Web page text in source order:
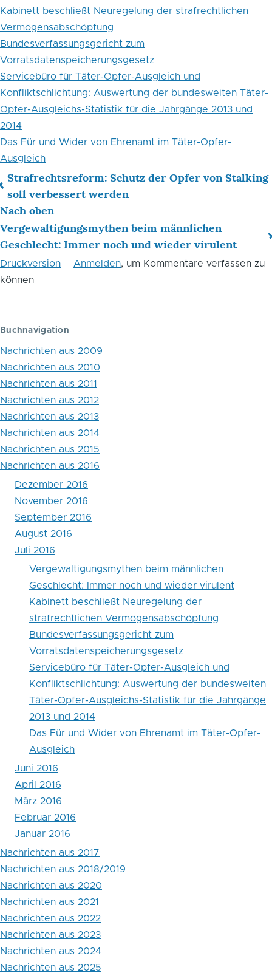
Kabinett beschließt Neuregelung der strafrechtlichen
Vermögensabschöpfung
Bundesverfassungsgericht zum
Vorratsdatenspeicherungsgesetz
Servicebüro für Täter-Opfer-Ausgleich und
Konfliktschlichtung: Auswertung der bundesweiten Täter-
Opfer-Ausgleichs-Statistik für die Jahrgänge 2013 und
2014
Das Für und Wider von Ehrenamt im Täter-Opfer-
Ausgleich
Links
für
das
Blättern
im
Juli
2016
Strafrechtsreform: Schutz der Opfer von Stalking
soll verbessert werden
Nach oben
Vergewaltigungsmythen beim männlichen
Geschlecht: Immer noch und wieder virulent
Druckversion Anmelden, um Kommentare verfassen zu
können
Buchnavigation
Nachrichten aus 2009
Nachrichten aus 2010
Nachrichten aus 2011
Nachrichten aus 2012
Nachrichten aus 2013
Nachrichten aus 2014
Nachrichten aus 2015
Nachrichten aus 2016
Dezember 2016
November 2016
September 2016
August 2016
Juli 2016
Vergewaltigungsmythen beim männlichen
Geschlecht: Immer noch und wieder virulent
Kabinett beschließt Neuregelung der
strafrechtlichen Vermögensabschöpfung
Bundesverfassungsgericht zum
Vorratsdatenspeicherungsgesetz
Servicebüro für Täter-Opfer-Ausgleich und
Konfliktschlichtung: Auswertung der bundesweiten
Täter-Opfer-Ausgleichs-Statistik für die Jahrgänge
2013 und 2014
Das Für und Wider von Ehrenamt im Täter-Opfer-
Ausgleich
Juni 2016
April 2016
März 2016
Februar 2016
Januar 2016
Nachrichten aus 2017
Nachrichten aus 2018/2019
Nachrichten aus 2020
Nachrichten aus 2021
Nachrichten aus 2022
Nachrichten aus 2023
Nachrichten aus 2024
Nachrichten aus 2025